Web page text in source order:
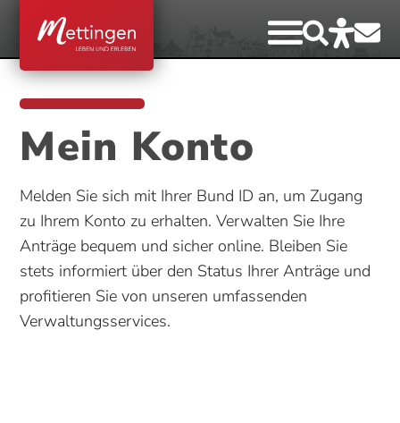
Mein Konto
Melden Sie sich mit Ihrer Bund ID an, um Zugang
zu Ihrem Konto zu erhalten. Verwalten Sie Ihre
Anträge bequem und sicher online. Bleiben Sie
stets informiert über den Status Ihrer Anträge und
profitieren Sie von unseren umfassenden
Verwaltungsservices.